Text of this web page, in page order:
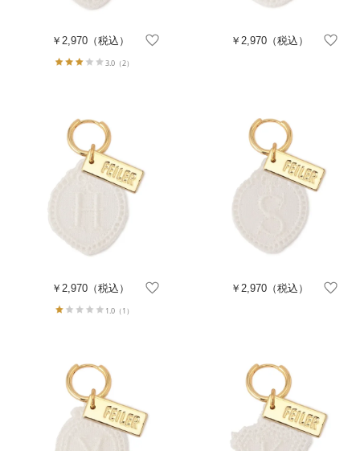
￥2,970 （税込）
3.0 （2）
￥2,970（税込）
￥2,970 （税込）
1.0 （1）
￥2,970（税込）